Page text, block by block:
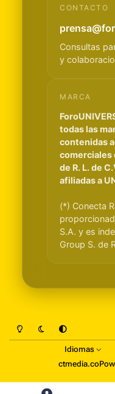
CONTACTO
Consultas
y
MARCA
todas las
contenidas
comerciales
de R. L. de
afiliadas a
(*) Conecta
S.A. y es
Group S. de
Light ModeDark ModeSystem Preference
Idiomas
ctmedia.co